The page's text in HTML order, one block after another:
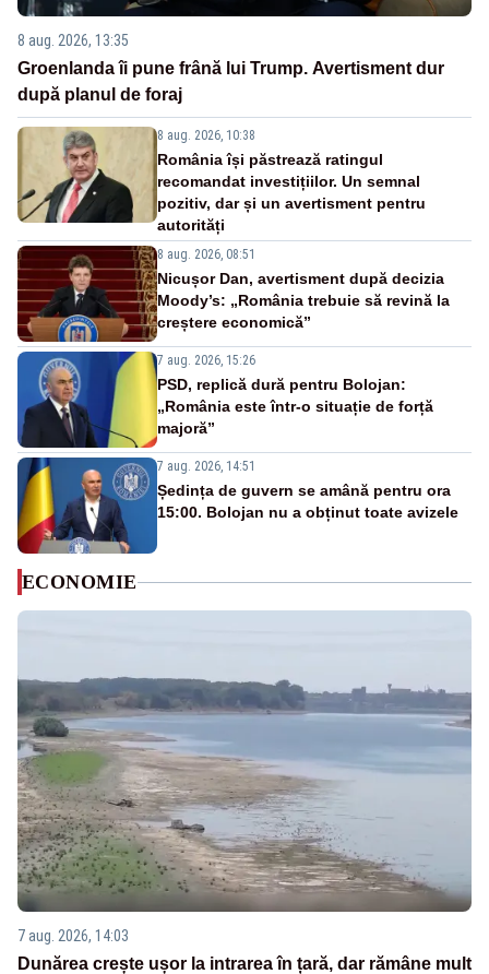
8 aug. 2026, 13:35
Groenlanda îi pune frână lui Trump. Avertisment dur
după planul de foraj
8 aug. 2026, 10:38
România își păstrează ratingul
recomandat investițiilor. Un semnal
pozitiv, dar și un avertisment pentru
autorități
8 aug. 2026, 08:51
Nicușor Dan, avertisment după decizia
Moody’s: „România trebuie să revină la
creștere economică”
7 aug. 2026, 15:26
PSD, replică dură pentru Bolojan:
„România este într-o situație de forță
majoră”
7 aug. 2026, 14:51
Ședința de guvern se amână pentru ora
15:00. Bolojan nu a obținut toate avizele
ECONOMIE
7 aug. 2026, 14:03
Dunărea crește ușor la intrarea în țară, dar rămâne mult